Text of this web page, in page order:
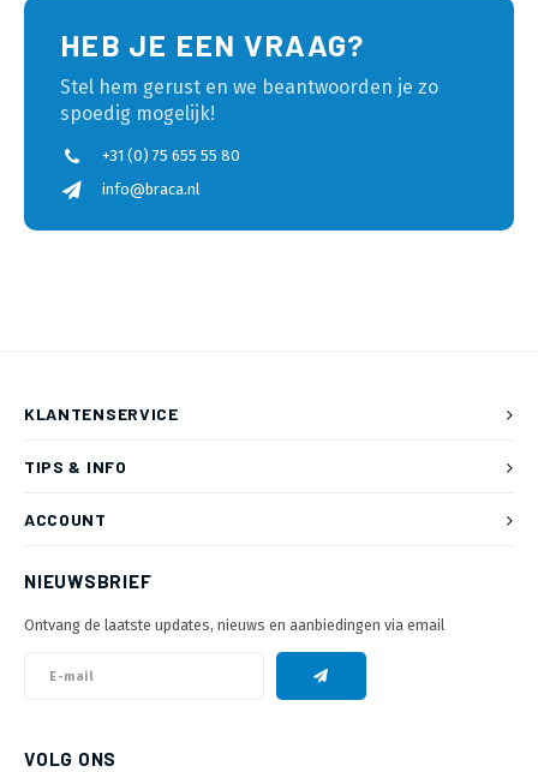
HEB JE EEN VRAAG?
Stel hem gerust en we beantwoorden je zo
spoedig mogelijk!
+31 (0) 75 655 55 80
info@braca.nl
KLANTENSERVICE
TIPS & INFO
ACCOUNT
NIEUWSBRIEF
Ontvang de laatste updates, nieuws en aanbiedingen via email
VOLG ONS